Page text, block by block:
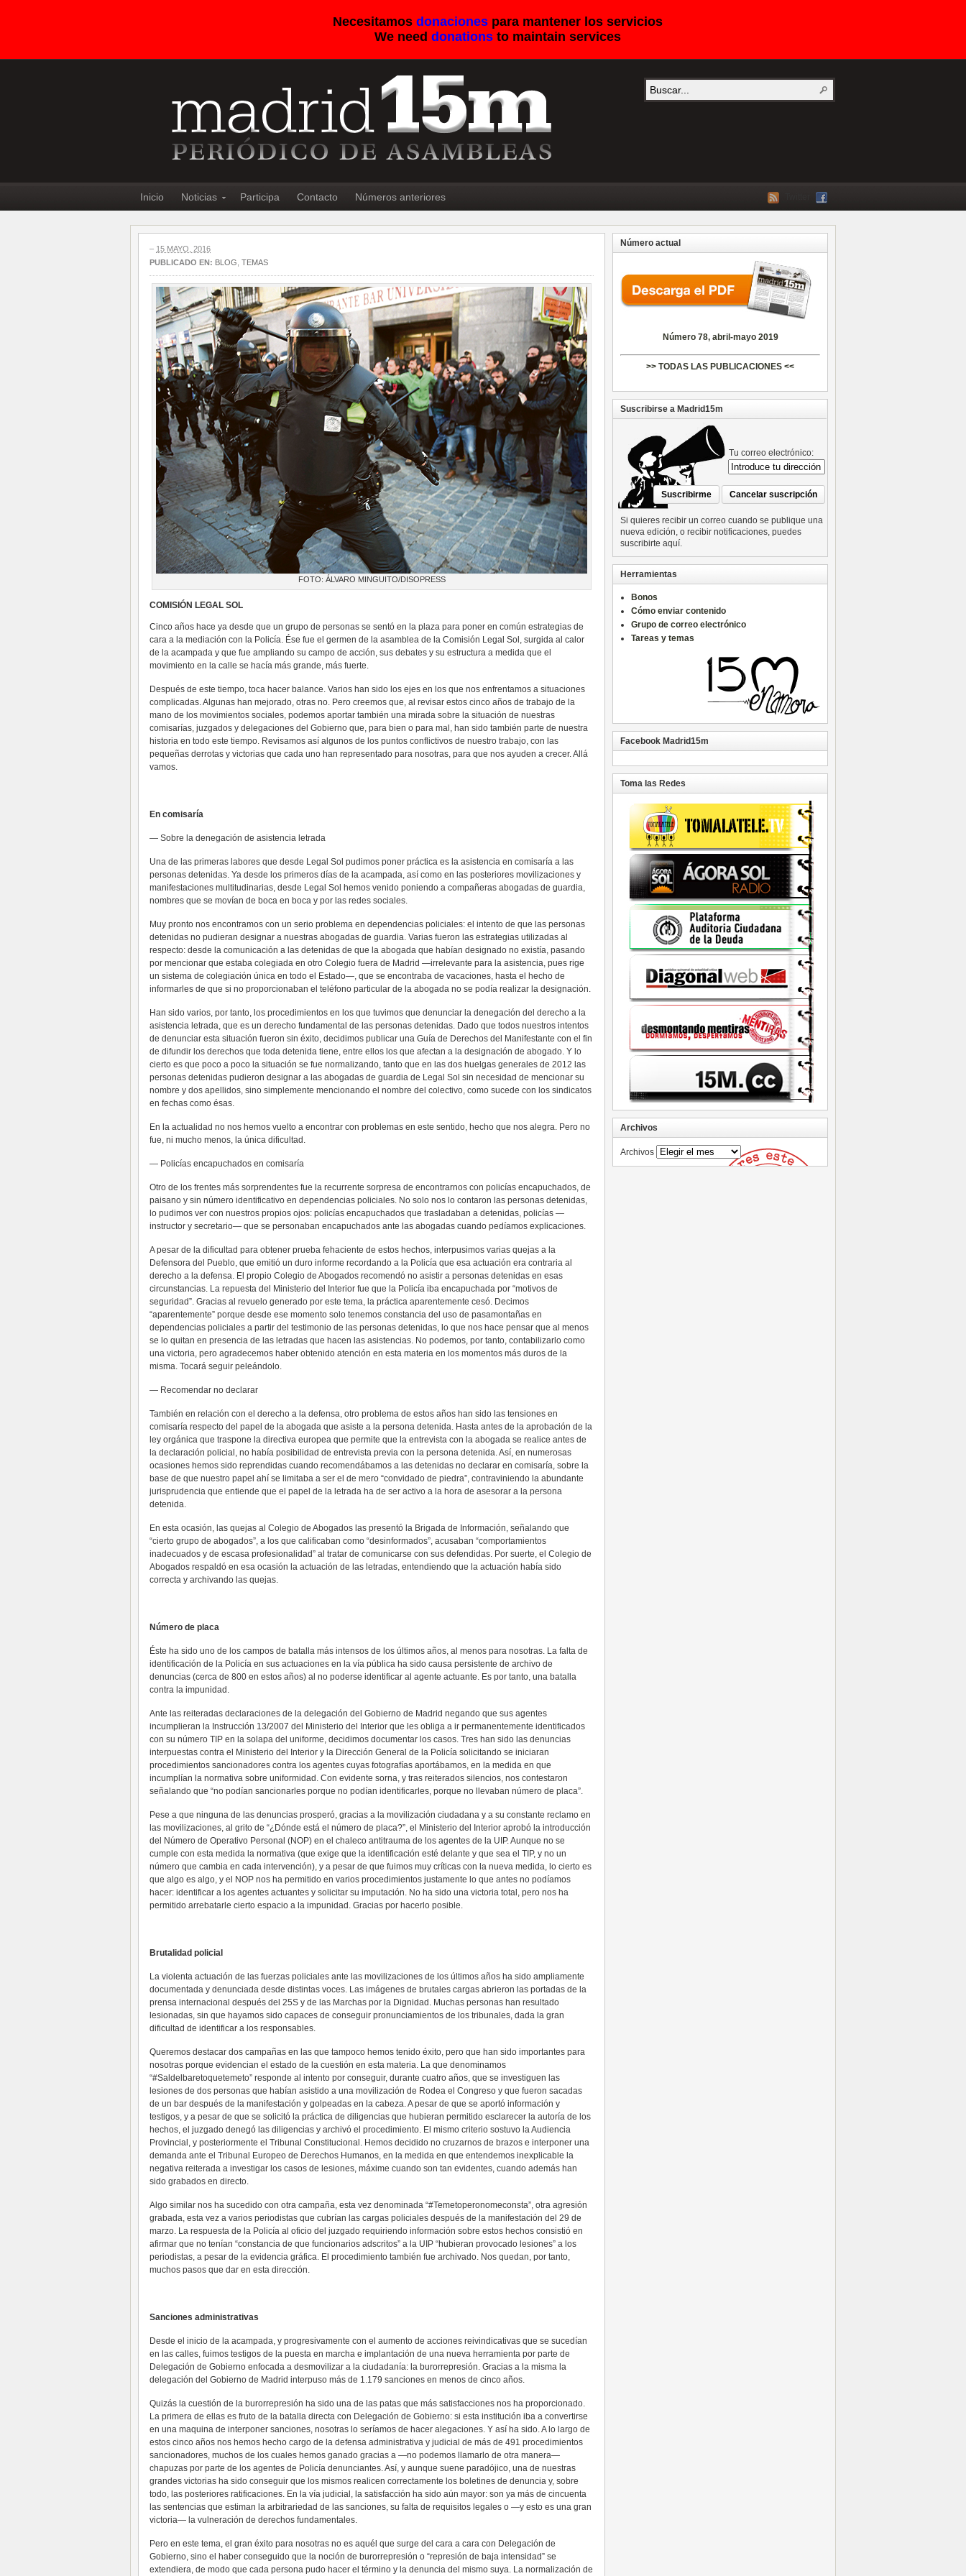
Necesitamos donacionespara mantener los servicios
We need donationsto maintain services
Inicio Noticias Participa Contacto Números anteriores
– 15 MAYO, 2016
PUBLICADO EN: BLOG TEMAS
FOTO: ÁLVARO MINGUITO/DISOPRESS
COMISIÓN LEGAL SOL
Cinco años hace ya desde que un grupo de personas se sentó en la plaza para poner en común estrategias de
cara a la mediación con la Policía. Ése fue el germen de la asamblea de la Comisión Legal Sol, surgida al calor
de la acampada y que fue ampliando su campo de acción, sus debates y su estructura a medida que el
movimiento en la calle se hacía más grande, más fuerte.
Después de este tiempo, toca hacer balance. Varios han sido los ejes en los que nos enfrentamos a situaciones
complicadas. Algunas han mejorado, otras no. Pero creemos que, al revisar estos cinco años de trabajo de la
mano de los movimientos sociales, podemos aportar también una mirada sobre la situación de nuestras
comisarías, juzgados y delegaciones del Gobierno que, para bien o para mal, han sido también parte de nuestra
historia en todo este tiempo. Revisamos así algunos de los puntos conflictivos de nuestro trabajo, con las
pequeñas derrotas y victorias que cada uno han representado para nosotras, para que nos ayuden a crecer. Allá
vamos.
En comisaría
— Sobre la denegación de asistencia letrada
Una de las primeras labores que desde Legal Sol pudimos poner práctica es la asistencia en comisaría a las
personas detenidas. Ya desde los primeros días de la acampada, así como en las posteriores movilizaciones y
manifestaciones multitudinarias, desde Legal Sol hemos venido poniendo a compañeras abogadas de guardia,
nombres que se movían de boca en boca y por las redes sociales.
Muy pronto nos encontramos con un serio problema en dependencias policiales: el intento de que las personas
detenidas no pudieran designar a nuestras abogadas de guardia. Varias fueron las estrategias utilizadas al
respecto: desde la comunicación a las detenidas de que la abogada que habían designado no existía, pasando
por mencionar que estaba colegiada en otro Colegio fuera de Madrid —irrelevante para la asistencia, pues rige
un sistema de colegiación única en todo el Estado—, que se encontraba de vacaciones, hasta el hecho de
informarles de que si no proporcionaban el teléfono particular de la abogada no se podía realizar la designación.
Han sido varios, por tanto, los procedimientos en los que tuvimos que denunciar la denegación del derecho a la
asistencia letrada, que es un derecho fundamental de las personas detenidas. Dado que todos nuestros intentos
de denunciar esta situación fueron sin éxito, decidimos publicar una Guía de Derechos del Manifestante con el fin
de difundir los derechos que toda detenida tiene, entre ellos los que afectan a la designación de abogado. Y lo
cierto es que poco a poco la situación se fue normalizando, tanto que en las dos huelgas generales de 2012 las
personas detenidas pudieron designar a las abogadas de guardia de Legal Sol sin necesidad de mencionar su
nombre y dos apellidos, sino simplemente mencionando el nombre del colectivo, como sucede con los sindicatos
en fechas como ésas.
En la actualidad no nos hemos vuelto a encontrar con problemas en este sentido, hecho que nos alegra. Pero no
fue, ni mucho menos, la única dificultad.
— Policías encapuchados en comisaría
Otro de los frentes más sorprendentes fue la recurrente sorpresa de encontrarnos con policías encapuchados, de
paisano y sin número identificativo en dependencias policiales. No solo nos lo contaron las personas detenidas,
lo pudimos ver con nuestros propios ojos: policías encapuchados que trasladaban a detenidas, policías —
instructor y secretario— que se personaban encapuchados ante las abogadas cuando pedíamos explicaciones.
A pesar de la dificultad para obtener prueba fehaciente de estos hechos, interpusimos varias quejas a la
Defensora del Pueblo, que emitió un duro informe recordando a la Policía que esa actuación era contraria al
derecho a la defensa. El propio Colegio de Abogados recomendó no asistir a personas detenidas en esas
circunstancias. La repuesta del Ministerio del Interior fue que la Policía iba encapuchada por “motivos de
seguridad”. Gracias al revuelo generado por este tema, la práctica aparentemente cesó. Decimos
“aparentemente” porque desde ese momento solo tenemos constancia del uso de pasamontañas en
dependencias policiales a partir del testimonio de las personas detenidas, lo que nos hace pensar que al menos
se lo quitan en presencia de las letradas que hacen las asistencias. No podemos, por tanto, contabilizarlo como
una victoria, pero agradecemos haber obtenido atención en esta materia en los momentos más duros de la
misma. Tocará seguir peleándolo.
— Recomendar no declarar
También en relación con el derecho a la defensa, otro problema de estos años han sido las tensiones en
comisaría respecto del papel de la abogada que asiste a la persona detenida. Hasta antes de la aprobación de la
ley orgánica que traspone la directiva europea que permite que la entrevista con la abogada se realice antes de
la declaración policial, no había posibilidad de entrevista previa con la persona detenida. Así, en numerosas
ocasiones hemos sido reprendidas cuando recomendábamos a las detenidas no declarar en comisaría, sobre la
base de que nuestro papel ahí se limitaba a ser el de mero “convidado de piedra”, contraviniendo la abundante
jurisprudencia que entiende que el papel de la letrada ha de ser activo a la hora de asesorar a la persona
detenida.
En esta ocasión, las quejas al Colegio de Abogados las presentó la Brigada de Información, señalando que
“cierto grupo de abogados”, a los que calificaban como “desinformados”, acusaban “comportamientos
inadecuados y de escasa profesionalidad” al tratar de comunicarse con sus defendidas. Por suerte, el Colegio de
Abogados respaldó en esa ocasión la actuación de las letradas, entendiendo que la actuación había sido
correcta y archivando las quejas.
Número de placa
Éste ha sido uno de los campos de batalla más intensos de los últimos años, al menos para nosotras. La falta de
identificación de la Policía en sus actuaciones en la vía pública ha sido causa persistente de archivo de
denuncias (cerca de 800 en estos años) al no poderse identificar al agente actuante. Es por tanto, una batalla
contra la impunidad.
Ante las reiteradas declaraciones de la delegación del Gobierno de Madrid negando que sus agentes
incumplieran la Instrucción 13/2007 del Ministerio del Interior que les obliga a ir permanentemente identificados
con su número TIP en la solapa del uniforme, decidimos documentar los casos. Tres han sido las denuncias
interpuestas contra el Ministerio del Interior y la Dirección General de la Policía solicitando se iniciaran
procedimientos sancionadores contra los agentes cuyas fotografías aportábamos, en la medida en que
incumplían la normativa sobre uniformidad. Con evidente sorna, y tras reiterados silencios, nos contestaron
señalando que “no podían sancionarles porque no podían identificarles, porque no llevaban número de placa”.
Pese a que ninguna de las denuncias prosperó, gracias a la movilización ciudadana y a su constante reclamo en
las movilizaciones, al grito de “¿Dónde está el número de placa?”, el Ministerio del Interior aprobó la introducción
del Número de Operativo Personal (NOP) en el chaleco antitrauma de los agentes de la UIP. Aunque no se
cumple con esta medida la normativa (que exige que la identificación esté delante y que sea el TIP, y no un
número que cambia en cada intervención), y a pesar de que fuimos muy críticas con la nueva medida, lo cierto es
que algo es algo, y el NOP nos ha permitido en varios procedimientos justamente lo que antes no podíamos
hacer: identificar a los agentes actuantes y solicitar su imputación. No ha sido una victoria total, pero nos ha
permitido arrebatarle cierto espacio a la impunidad. Gracias por hacerlo posible.
Brutalidad policial
La violenta actuación de las fuerzas policiales ante las movilizaciones de los últimos años ha sido ampliamente
documentada y denunciada desde distintas voces. Las imágenes de brutales cargas abrieron las portadas de la
prensa internacional después del 25S y de las Marchas por la Dignidad. Muchas personas han resultado
lesionadas, sin que hayamos sido capaces de conseguir pronunciamientos de los tribunales, dada la gran
dificultad de identificar a los responsables.
Queremos destacar dos campañas en las que tampoco hemos tenido éxito, pero que han sido importantes para
nosotras porque evidencian el estado de la cuestión en esta materia. La que denominamos
“#Saldelbaretoquetemeto” responde al intento por conseguir, durante cuatro años, que se investiguen las
lesiones de dos personas que habían asistido a una movilización de Rodea el Congreso y que fueron sacadas
de un bar después de la manifestación y golpeadas en la cabeza. A pesar de que se aportó información y
testigos, y a pesar de que se solicitó la práctica de diligencias que hubieran permitido esclarecer la autoría de los
hechos, el juzgado denegó las diligencias y archivó el procedimiento. El mismo criterio sostuvo la Audiencia
Provincial, y posteriormente el Tribunal Constitucional. Hemos decidido no cruzarnos de brazos e interponer una
demanda ante el Tribunal Europeo de Derechos Humanos, en la medida en que entendemos inexplicable la
negativa reiterada a investigar los casos de lesiones, máxime cuando son tan evidentes, cuando además han
sido grabados en directo.
Algo similar nos ha sucedido con otra campaña, esta vez denominada “#Temetoperonomeconsta”, otra agresión
grabada, esta vez a varios periodistas que cubrían las cargas policiales después de la manifestación del 29 de
marzo. La respuesta de la Policía al oficio del juzgado requiriendo información sobre estos hechos consistió en
afirmar que no tenían “constancia de que funcionarios adscritos” a la UIP “hubieran provocado lesiones” a los
periodistas, a pesar de la evidencia gráfica. El procedimiento también fue archivado. Nos quedan, por tanto,
muchos pasos que dar en esta dirección.
Sanciones administrativas
Desde el inicio de la acampada, y progresivamente con el aumento de acciones reivindicativas que se sucedían
en las calles, fuimos testigos de la puesta en marcha e implantación de una nueva herramienta por parte de
Delegación de Gobierno enfocada a desmovilizar a la ciudadanía: la burorrepresión. Gracias a la misma la
delegación del Gobierno de Madrid interpuso más de 1.179 sanciones en menos de cinco años.
Quizás la cuestión de la burorrepresión ha sido una de las patas que más satisfacciones nos ha proporcionado.
La primera de ellas es fruto de la batalla directa con Delegación de Gobierno: si esta institución iba a convertirse
en una maquina de interponer sanciones, nosotras lo seríamos de hacer alegaciones. Y así ha sido. A lo largo de
estos cinco años nos hemos hecho cargo de la defensa administrativa y judicial de más de 491 procedimientos
sancionadores, muchos de los cuales hemos ganado gracias a —no podemos llamarlo de otra manera—
chapuzas por parte de los agentes de Policía denunciantes. Así, y aunque suene paradójico, una de nuestras
grandes victorias ha sido conseguir que los mismos realicen correctamente los boletines de denuncia y, sobre
todo, las posteriores ratificaciones. En la vía judicial, la satisfacción ha sido aún mayor: son ya más de cincuenta
las sentencias que estiman la arbitrariedad de las sanciones, su falta de requisitos legales o —y esto es una gran
victoria— la vulneración de derechos fundamentales.
Pero en este tema, el gran éxito para nosotras no es aquél que surge del cara a cara con Delegación de
Gobierno, sino el haber conseguido que la noción de burorrepresión o “represión de baja intensidad” se
extendiera, de modo que cada persona pudo hacer el término y la denuncia del mismo suya. La normalización de
Número actual
Número 78, abril-mayo 2019
>> TODAS LAS PUBLICACIONES <<
Suscribirse a Madrid15m
Tu correo electrónico:
Si quieres recibir un correo cuando se publique una
nueva edición, o recibir notificaciones, puedes
suscribirte aquí.
Herramientas
Bonos
Cómo enviar contenido
Grupo de correo electrónico
Tareas y temas
Facebook Madrid15m
Toma las Redes
Archivos
Archivos